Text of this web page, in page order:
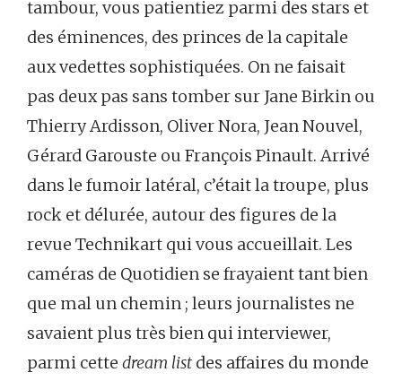
tambour, vous patientiez parmi des stars et
des éminences, des princes de la capitale
aux vedettes sophistiquées. On ne faisait
pas deux pas sans tomber sur Jane Birkin ou
Thierry Ardisson, Oliver Nora, Jean Nouvel,
Gérard Garouste ou François Pinault. Arrivé
dans le fumoir latéral, c’était la troupe, plus
rock et délurée, autour des figures de la
revue Technikart qui vous accueillait. Les
caméras de Quotidien se frayaient tant bien
que mal un chemin ; leurs journalistes ne
savaient plus très bien qui interviewer,
parmi cette dream list des affaires du monde